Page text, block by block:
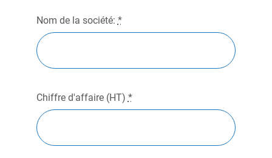
Nom de la société: *
Chiffre d'affaire (HT) *